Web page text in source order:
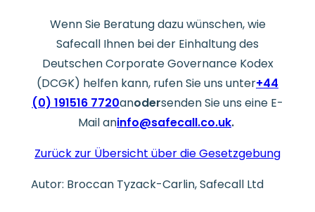
Wenn Sie Beratung dazu wünschen, wie
Safecall Ihnen bei der Einhaltung des
Deutschen Corporate Governance Kodex
(DCGK) helfen kann, rufen Sie uns unter+44
(0) 191516 7720anodersenden Sie uns eine E-
Mail aninfo@safecall.co.uk.
Zurück zur Übersicht über die Gesetzgebung
Autor: Broccan Tyzack-Carlin, Safecall Ltd